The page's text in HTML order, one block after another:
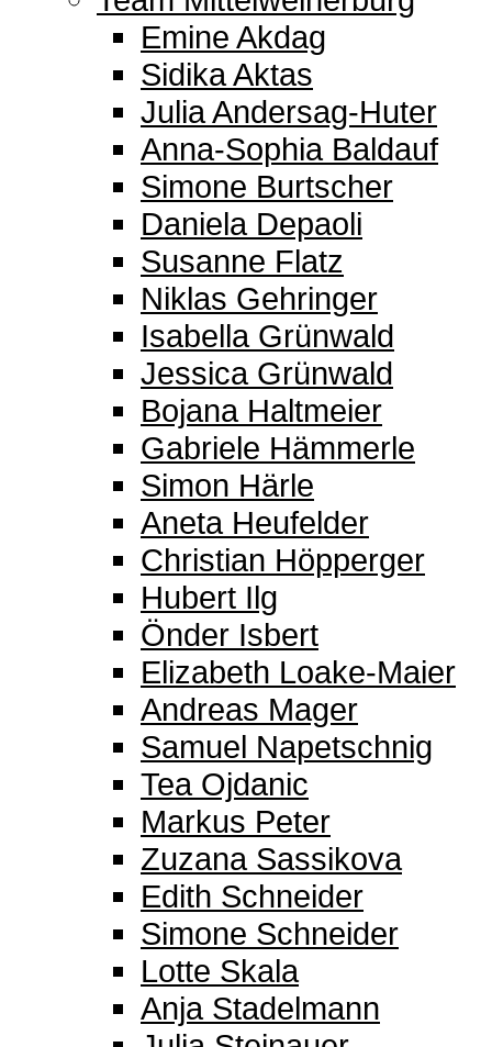
Emine Akdag
Sidika Aktas
Julia Andersag-Huter
Anna-Sophia Baldauf
Simone Burtscher
Daniela Depaoli
Susanne Flatz
Niklas Gehringer
Isabella Grünwald
Jessica Grünwald
Bojana Haltmeier
Gabriele Hämmerle
Simon Härle
Aneta Heufelder
Christian Höpperger
Hubert Ilg
Önder Isbert
Elizabeth Loake-Maier
Andreas Mager
Samuel Napetschnig
Tea Ojdanic
Markus Peter
Zuzana Sassikova
Edith Schneider
Simone Schneider
Lotte Skala
Anja Stadelmann